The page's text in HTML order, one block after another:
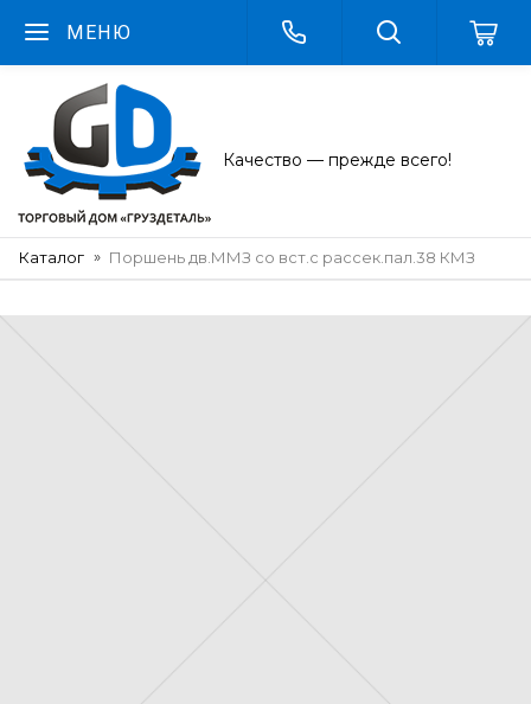
МЕНЮ
Качество — прежде всего!
Каталог Поршень дв.ММЗ со вст.с рассек.пал.38 КМЗ